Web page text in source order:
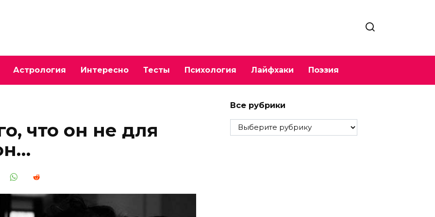
Астрология Интересно Тесты Психология Лайфхаки Поэзия
что он не для
Все рубрики
Все
рубрики